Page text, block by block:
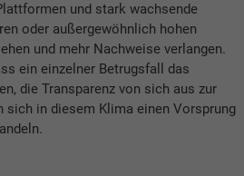
und stark wachsende
oder außergewöhnlich hohen
und mehr Nachweise verlangen.
ein einzelner Betrugsfall das
die Transparenz von sich aus zur
sich in diesem Klima einen Vorsprung